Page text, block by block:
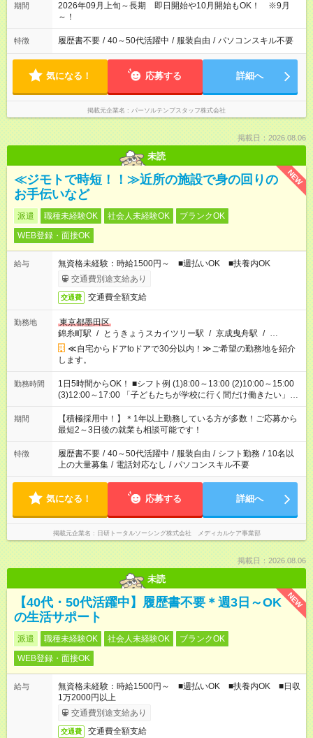
期間
2026年09月上旬～長期 即日開始や10月開始もOK！ ※9月
～！
特徴 履歴書不要 / 40～50代活躍中 / 服装自由 / パソコンスキル不要
気になる！ 応募する 詳細へ
掲載元企業名 パーソルテンプスタッフ株式会社
掲載日：2026.08.06
未読
NEW
≪ジモトで時短！！≫近所の施設で身の回りの
お手伝いなど
派遣 職種未経験OK 社会人未経験OK
ブランクOK
WEB登録・面接OK
給与
無資格未経験：時給1500円～ ■週払いOK ■扶養内OK
交通費別途支給あり
交通費 交通費全額支給
勤務地
東京都墨田区
錦糸町駅 / とうきょうスカイツリー駅 / 京成曳舟駅 / …
≪自宅からドアtoドアで30分以内！≫ご希望の勤務地を紹介
します。
勤務時間
1日5時間からOK！ ■シフト例 (1)8:00～13:00 (2)10:00～15:00
(3)12:00～17:00 「子どもたちが学校に行く間だけ働きたい」
「余裕を持って夕飯の準備がしたい」 「午前中は働いて、午後
はプライベートの時間にしたい」 など、ご希望を教えてくださ
いね。 ※Wワーク希望の方へ 今ご覧のお仕事で希望する勤務時
間と、もう1つのお仕事の勤務時間。 合計で週40時間を超える
場合は応募できません。
期間
【積極採用中！】＊1年以上勤務している方が多数！ご応募から
最短2～3日後の就業も相談可能です！
特徴 履歴書不要 / 40～50代活躍中 / 服装自由 / シフト勤務 / 10名以
上の大量募集 / 電話対応なし / パソコンスキル不要
気になる！ 応募する 詳細へ
掲載元企業名 日研トータルソーシング株式会社 メディカルケア事業部
掲載日：2026.08.06
未読
NEW
【40代・50代活躍中】履歴書不要＊週3日～OK
の生活サポート
派遣 職種未経験OK 社会人未経験OK
ブランクOK
WEB登録・面接OK
給与
無資格未経験：時給1500円～ ■週払いOK ■扶養内OK ■日収
1万2000円以上
交通費別途支給あり
交通費 交通費全額支給